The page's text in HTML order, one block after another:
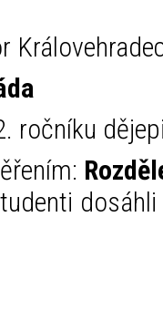
ročníku